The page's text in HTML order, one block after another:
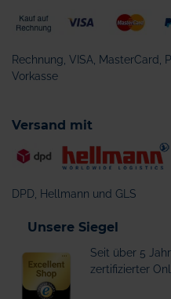
Rechnung, VISA, MasterCard,
Vorkasse
Versand mit
DPD, Hellmann und GLS
Unsere Siegel
Seit über 5
zertifizierter